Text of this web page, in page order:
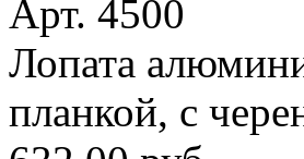
Арт. 4500
Лопата
планкой, с